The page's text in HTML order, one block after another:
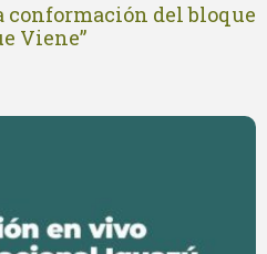
conformación del bloque
Viene”